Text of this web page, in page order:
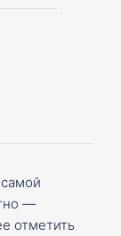
—
отметить